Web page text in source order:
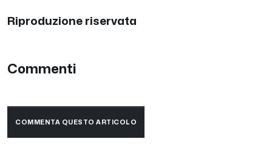
Riproduzione riservata
Commenti
COMMENTA QUESTO ARTICOLO